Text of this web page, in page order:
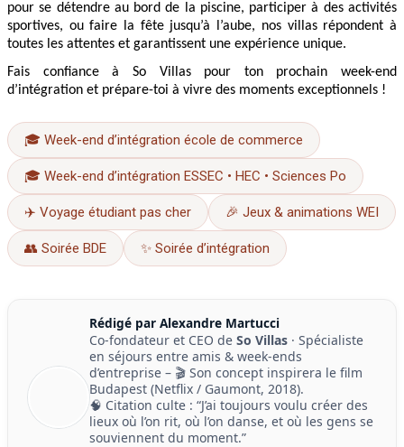
pour se détendre au bord de la piscine, participer à des activités
sportives, ou faire la fête jusqu’à l’aube, nos villas répondent à
toutes les attentes et garantissent une expérience unique.
Fais confiance à So Villas pour ton prochain week-end
d’intégration et prépare-toi à vivre des moments exceptionnels !
🎓 Week-end d’intégration école de commerce
🎓 Week-end d’intégration ESSEC • HEC • Sciences Po
✈️ Voyage étudiant pas cher 🎉 Jeux & animations WEI
👥 Soirée BDE ✨ Soirée d’intégration
Rédigé par Alexandre Martucci
Co-fondateur et CEO de So Villas · Spécialiste
en séjours entre amis & week-ends
d’entreprise – 🎬 Son concept inspirera le film
Budapest (Netflix / Gaumont, 2018).
🧠 Citation culte : “J’ai toujours voulu créer des
lieux où l’on rit, où l’on danse, et où les gens se
souviennent du moment.”